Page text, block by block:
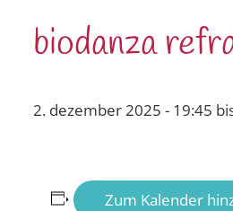
biodanza
2. dezember 2025 - 19:45
Zum Kalender